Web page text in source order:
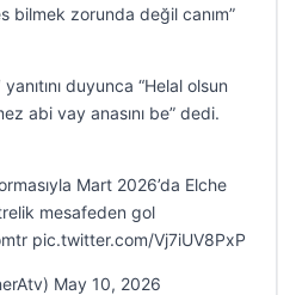
bilmek zorunda değil canım”
yanıtını duyunca “Helal olsun
abi vay anasını be” dedi.
Mart 2026’da Elche
mesafeden gol
pic.twitter.com/Vj7iUV8PxP
May 10, 2026